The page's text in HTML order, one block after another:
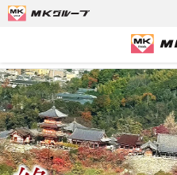
国内ツアー